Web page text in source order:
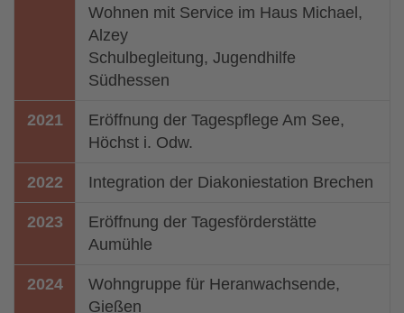
Wohnen mit Service im Haus Michael,
Alzey
Schulbegleitung, Jugendhilfe
Südhessen
2021
Eröffnung der Tagespflege Am See,
Höchst i. Odw.
2022 Integration der Diakoniestation Brechen
2023
Eröffnung der Tagesförderstätte
Aumühle
2024
Wohngruppe für Heranwachsende,
Gießen